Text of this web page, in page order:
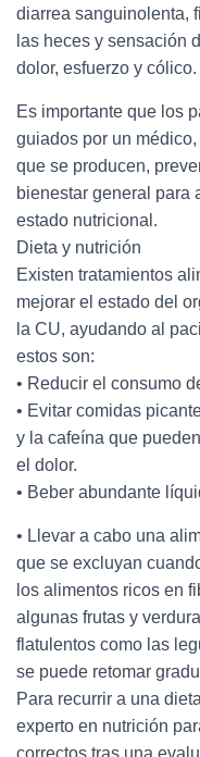
diarrea sanguinolenta,
las heces y sensación
dolor, esfuerzo y cólico.
Es importante que los
guiados por un
que se producen,
bienestar general para
estado nutricional.
Dieta y nutrición
Existen tratamientos
mejorar el estado del
la CU, ayudando al
estos son:
• Reducir el consumo
• Evitar comidas
y la cafeína que
el dolor.
• Beber abundante
• Llevar a cabo una
que se excluyan
los alimentos ricos en
algunas frutas y
flatulentos como las
se puede retomar
Para recurrir a una
experto en nutrición
correctos tras una